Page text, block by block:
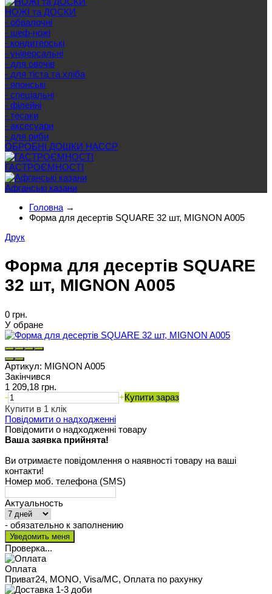
НОЖІ та ДОСКИ
- обвалочні
- шеф-ножі
- кондитерські
- універсальні
- для овочів
- для тіста та хліба
- японські
- спеціальні
- філейні
- тесаки
- аксесуари
- для риби
ОБРОБНІ ДОШКИ HACCP
ГАСТРОЄМНОСТІ
Афганські казани
Головна →
Форма для десертів SQUARE 32 шт, MIGNON A005
Друк
Форма для десертів SQUARE
32 шт, MIGNON A005
0 грн.
У обране
Артикул: MIGNON A005
Закінчився
1 209,18 грн.
-
+Купити зараз
Купити в 1 клік
Повідомити о надходженні
Повідомити о надходженні товару
Ваша заявка прийнята!
Ви отримаєте повідомлення о наявності товару на ваші
контакти!
Номер моб. телефона (SMS)
Актуальность
- обязательно к заполнению
Проверка...
Оплата
Приват24, MONO, Visa/MC, Оплата по рахунку